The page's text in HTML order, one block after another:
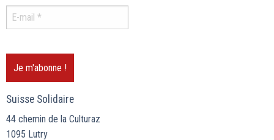
Suisse Solidaire
44 chemin de la Culturaz
1095 Lutry